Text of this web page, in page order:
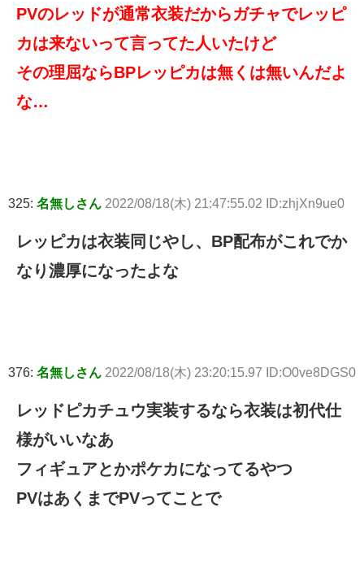
PVのレッドが通常衣装だからガチャでレッピ
カは来ないって言ってた人いたけど
その理屈ならBPレッピカは無くは無いんだよ
な…
325: 名無しさん 2022/08/18(木) 21:47:55.02 ID:zhjXn9ue0
レッピカは衣装同じやし、BP配布がこれでか
なり濃厚になったよな
376: 名無しさん 2022/08/18(木) 23:20:15.97 ID:O0ve8DGS0
レッドピカチュウ実装するなら衣装は初代仕
様がいいなあ
フィギュアとかポケカになってるやつ
PVはあくまでPVってことで